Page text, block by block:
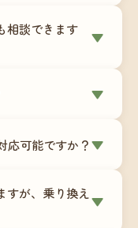
オンラインでのや
わずサポート可
います。
相談できます
▼
す。事業計画の段
▼
決算時に追加の作
ています。年間
繰りの見通しも
応可能ですか？▼
要件が異なるた
ずはお気軽にご
が、乗り換え ▼